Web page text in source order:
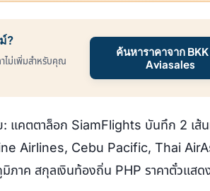
?
ไม่เพิ่มสำหรับคุณ
ค้นหาราคาจาก
Aviasales
: แคตตาล็อก SiamFlights บันทึก 2 เส้
Airlines, Cebu Pacific, Thai
ภาค สกุลเงินท้องถิ่น PHP ราคาตั๋วแสด